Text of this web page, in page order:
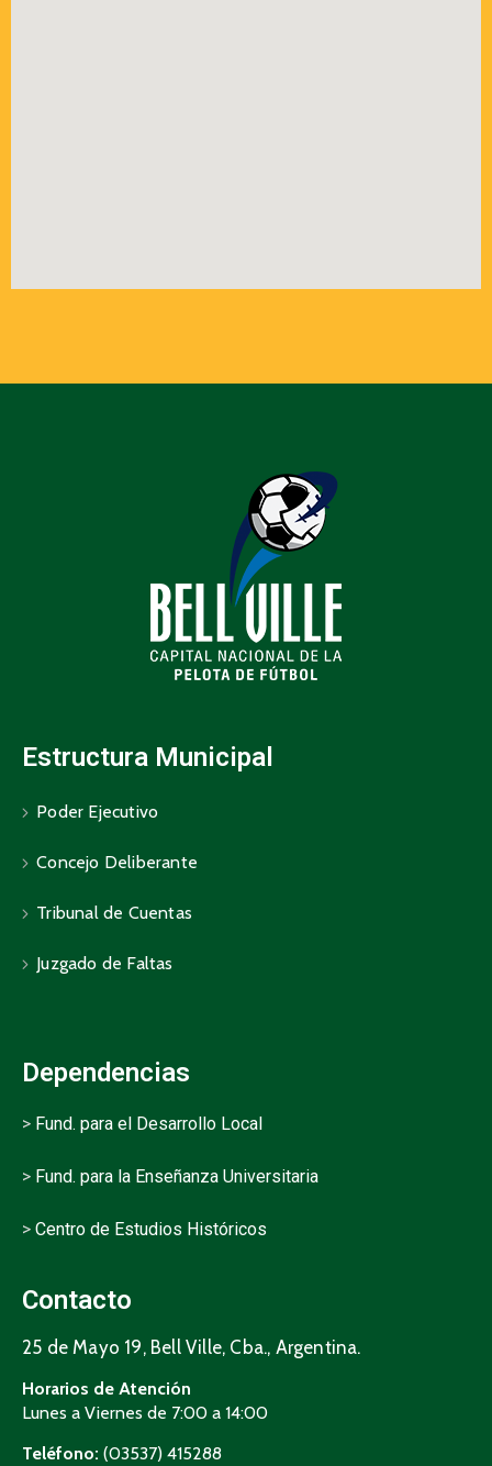
Estructura Municipal
Poder Ejecutivo
Concejo Deliberante
Tribunal de Cuentas
Juzgado de Faltas
Dependencias
> Fund. para el Desarrollo Local
> Fund. para la Enseñanza Universitaria
> Centro de Estudios Históricos
Contacto
25 de Mayo 19, Bell Ville, Cba., Argentina.
Horarios de Atención
Lunes a Viernes de 7:00 a 14:00
Teléfono: (03537) 415288